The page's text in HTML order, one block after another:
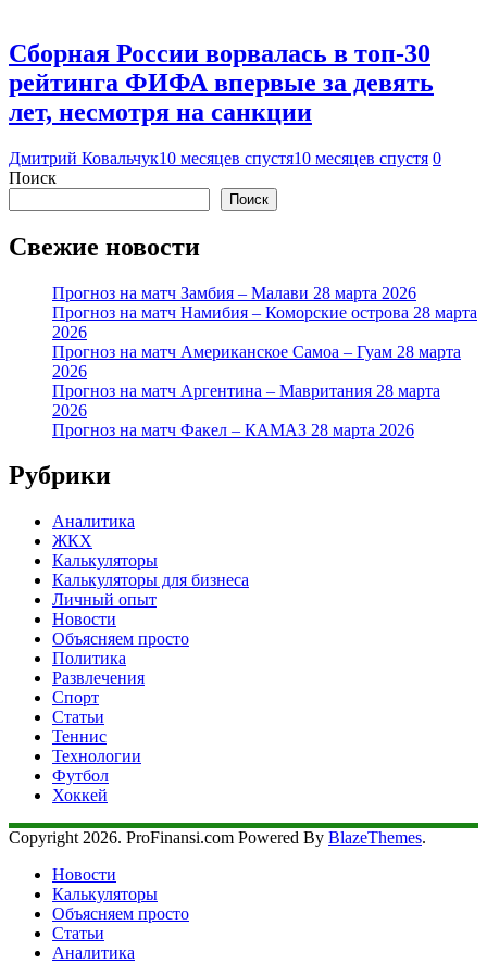
Сборная России ворвалась в топ-30
рейтинга ФИФА впервые за девять
лет, несмотря на санкции
Дмитрий Ковальчук10 месяцев спустя10 месяцев спустя 0
Поиск
Поиск
Свежие новости
Прогноз на матч Замбия – Малави 28 марта 2026
Прогноз на матч Намибия – Коморские острова 28 марта
2026
Прогноз на матч Американское Самоа – Гуам 28 марта
2026
Прогноз на матч Аргентина – Мавритания 28 марта
2026
Прогноз на матч Факел – КАМАЗ 28 марта 2026
Рубрики
Аналитика
ЖКХ
Калькуляторы
Калькуляторы для бизнеса
Личный опыт
Новости
Объясняем просто
Политика
Развлечения
Спорт
Статьи
Теннис
Технологии
Футбол
Хоккей
Copyright 2026. ProFinansi.com Powered By BlazeThemes.
Новости
Калькуляторы
Объясняем просто
Статьи
Аналитика